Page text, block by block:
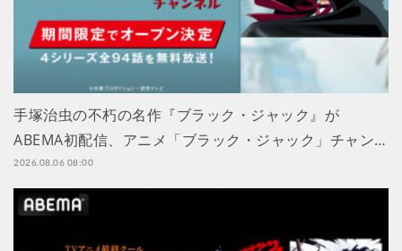
手塚治虫の不朽の名作『ブラック・ジャック』が
ABEMA初配信、アニメ「ブラック・ジャック」チャン…
2026.08.06 08:00